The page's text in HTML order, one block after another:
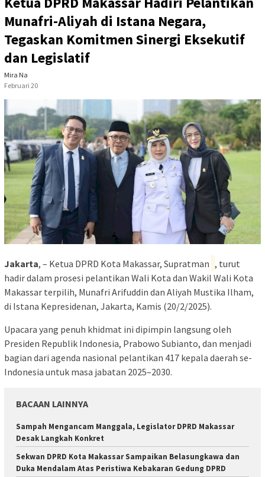
Munafri-Aliyah di Istana Negara,
Tegaskan Komitmen Sinergi Eksekutif
dan Legislatif
Mira Na
Februari 20
Jakarta, – Ketua DPRD Kota Makassar, Supratman , turut
hadir dalam prosesi pelantikan Wali Kota dan Wakil Wali Kota
Makassar terpilih, Munafri Arifuddin dan Aliyah Mustika Ilham,
di Istana Kepresidenan, Jakarta, Kamis (20/2/2025).
Upacara yang penuh khidmat ini dipimpin langsung oleh
Presiden Republik Indonesia, Prabowo Subianto, dan menjadi
bagian dari agenda nasional pelantikan 417 kepala daerah se-
Indonesia untuk masa jabatan 2025–2030.
BACAAN LAINNYA
Sampah Mengancam Manggala, Legislator DPRD Makassar
Desak Langkah Konkret
Sekwan DPRD Kota Makassar Sampaikan Belasungkawa dan
Duka Mendalam Atas Peristiwa Kebakaran Gedung DPRD